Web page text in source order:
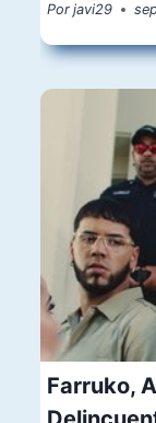
Por javi29
Farruko,